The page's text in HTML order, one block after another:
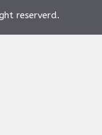
reserverd.